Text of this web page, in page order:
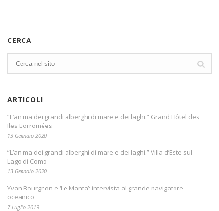
CERCA
ARTICOLI
”L’anima dei grandi alberghi di mare e dei laghi.” Grand Hôtel des
Iles Borromées
13 Gennaio 2020
”L’anima dei grandi alberghi di mare e dei laghi.” Villa d’Este sul
Lago di Como
13 Gennaio 2020
Yvan Bourgnon e ‘Le Manta’: intervista al grande navigatore
oceanico
7 Luglio 2019